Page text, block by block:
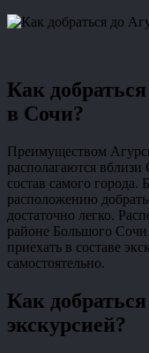
Как
в Сочи?
Преимуществом
располагаются
состав самого города.
расположению
достаточно легко.
районе Большого
приехать в составе
самостоятельно.
Как
экскурсией?